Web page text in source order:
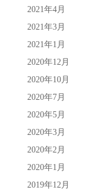
2021年4月
2021年3月
2021年1月
2020年12月
2020年10月
2020年7月
2020年5月
2020年3月
2020年2月
2020年1月
2019年12月